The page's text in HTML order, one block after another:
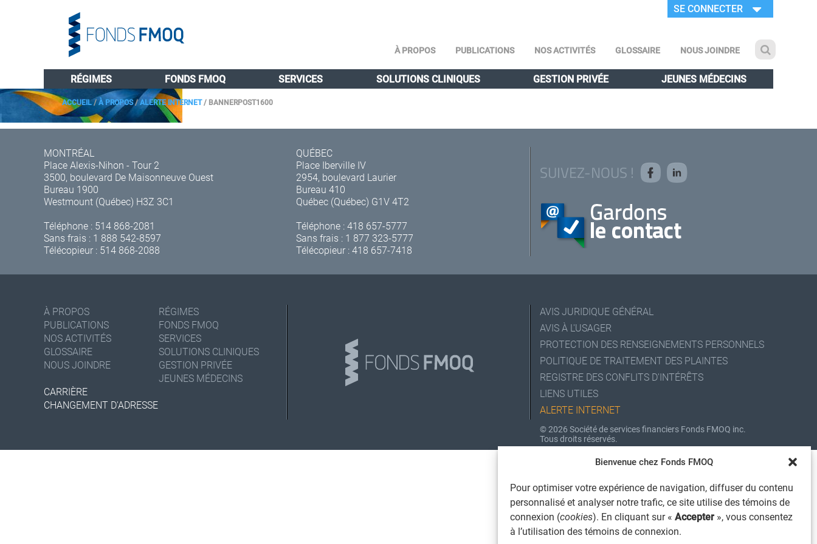
Bienvenue chez Fonds FMOQ
Pour optimiser votre expérience de navigation, diffuser du contenu
personnalisé et analyser notre trafic, ce site utilise des témoins de
connexion (cookies). En cliquant sur « Accepter », vous consentez
à l’utilisation des témoins de connexion.
SE CONNECTER
À PROPOS PUBLICATIONS NOS ACTIVITÉS GLOSSAIRE NOUS JOINDRE
RÉGIMES FONDS FMOQ SERVICES SOLUTIONS CLINIQUES GESTION PRIVÉE JEUNES MÉDECINS
ACCUEIL/À PROPOS/ALERTE INTERNET/ BANNERPOST1600
MONTRÉAL
Place Alexis-Nihon - Tour 2
3500, boulevard De Maisonneuve Ouest
Bureau 1900
Westmount (Québec) H3Z 3C1
Téléphone : 514 868-2081
Sans frais : 1 888 542-8597
Télécopieur : 514 868-2088
QUÉBEC
Place Iberville IV
2954, boulevard Laurier
Bureau 410
Québec (Québec) G1V 4T2
Téléphone :418 657-5777
Sans frais : 1 877 323-5777
Télécopieur : 418 657-7418
SUIVEZ-NOUS !
À PROPOS
PUBLICATIONS
NOS ACTIVITÉS
GLOSSAIRE
NOUS JOINDRE
RÉGIMES
FONDS FMOQ
SERVICES
SOLUTIONS CLINIQUES
GESTION PRIVÉE
JEUNES MÉDECINS
CARRIÈRE
CHANGEMENT D'ADRESSE
AVIS JURIDIQUE GÉNÉRAL
AVIS À L'USAGER
PROTECTION DES RENSEIGNEMENTS PERSONNELS
POLITIQUE DE TRAITEMENT DES PLAINTES
REGISTRE DES CONFLITS D'INTÉRÊTS
LIENS UTILES
ALERTE INTERNET
© 2026 Société de services financiers Fonds FMOQ inc.
Tous droits réservés.